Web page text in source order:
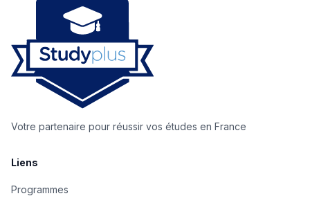
Votre partenaire pour réussir vos études en France
Liens
Programmes